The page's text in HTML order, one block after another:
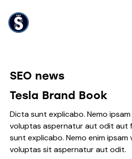
SEO news
Tesla Brand Book
Dicta sunt explicabo. Nemo
voluptas aspernatur aut odit aut
sunt explicabo. Nemo enim
voluptas sit aspernatur aut odit.